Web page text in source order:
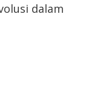
dalam